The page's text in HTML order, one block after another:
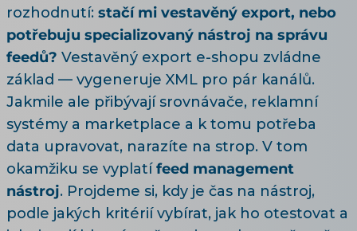
rozhodnutí: stačí mi vestavěný export, nebo
potřebuju specializovaný nástroj na správu
feedů? Vestavěný export e-shopu zvládne
základ — vygeneruje XML pro pár kanálů.
Jakmile ale přibývají srovnávače, reklamní
systémy a marketplace a k tomu potřeba
data upravovat, narazíte na strop. V tom
okamžiku se vyplatífeed management
nástroj. Projdeme si, kdy je čas na nástroj,
podle jakých kritérií vybírat, jak ho otestovat a